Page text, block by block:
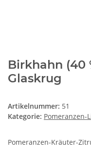
Birkhahn (40
Glaskrug
Artikelnummer: 51
Kategorie: Pomeranzen-
Pomeranzen-Kräuter-